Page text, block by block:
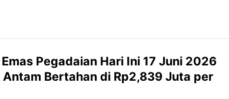
Pegadaian Hari Ini 17 Juni 2026
Antam Bertahan di Rp2,839 Juta per